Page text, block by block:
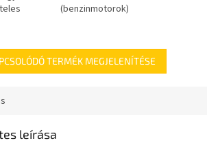
(benzinmotorok)
Volkswagen teljesen...
TERMÉK MEGJELENÍTÉSE
leírása